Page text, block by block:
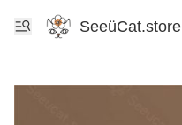
SeeüCat.store